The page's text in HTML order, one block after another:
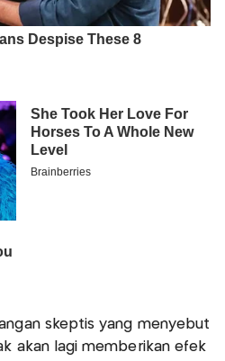
skeptis yang menyebut
akan lagi memberikan efek